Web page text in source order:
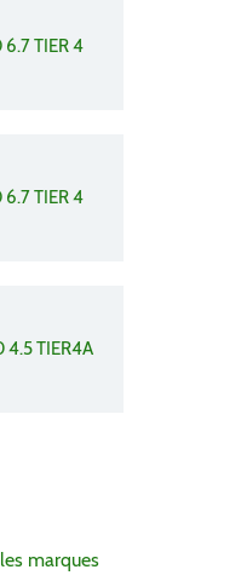
TIER 4
TIER 4
4.5 TIER4A
marques